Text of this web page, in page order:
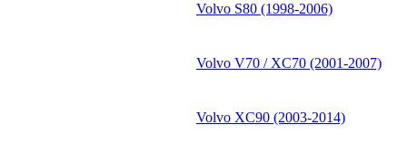
Volvo S80 (1998-2006)
Volvo V70 / XC70 (2001-2007)
Volvo XC90 (2003-2014)